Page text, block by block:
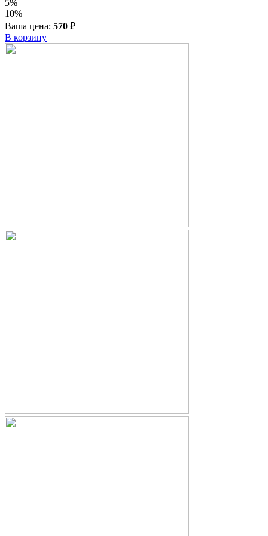
5%
10%
Ваша цена: 570 ₽
В корзину